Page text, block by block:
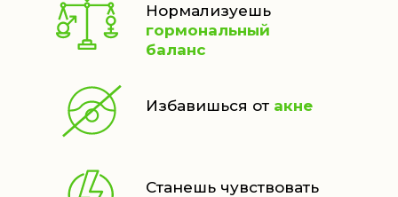
Нормализуешь
гормональный
баланс
Избавишься от акне
Станешь чувствовать